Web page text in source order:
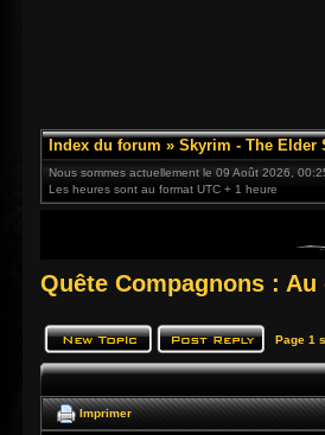
Index du forum » Skyrim - The Elder
Nous sommes actuellement le 09 Août 2026,
Les heures sont au format UTC + 1 heure
Quête Compagnons :
Page 1
Imprimer